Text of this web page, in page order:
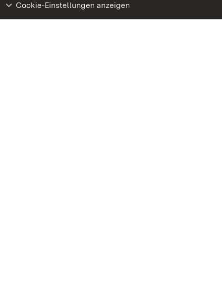
Cookie-Einstellungen anzeigen
Weiteres